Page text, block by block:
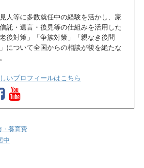
人等に多数就任中の経験を活かし、家
託・遺言・後見等の仕組みを活用した
老後対策」「争族対策」「親なき後問
について全国からの相談が後を絶たな
いプロフィールはこちら
養育費
中